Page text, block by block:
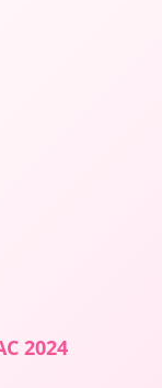
2024